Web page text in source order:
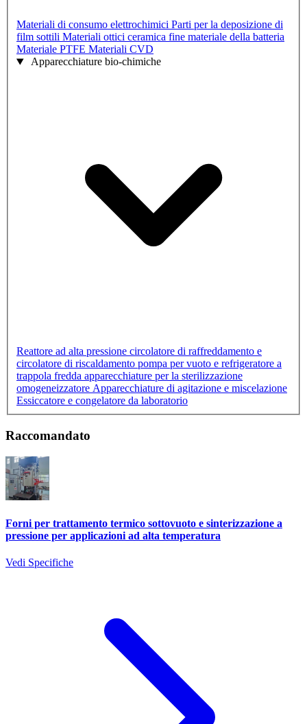
Materiali di consumo elettrochimici Parti per la deposizione di
film sottili Materiali ottici ceramica fine materiale della batteria
Materiale PTFE Materiali CVD
Apparecchiature bio-chimiche
Reattore ad alta pressione circolatore di raffreddamento e
circolatore di riscaldamento pompa per vuoto e refrigeratore a
trappola fredda apparecchiature per la sterilizzazione
omogeneizzatore Apparecchiature di agitazione e miscelazione
Essiccatore e congelatore da laboratorio
Raccomandato
Forni per trattamento termico sottovuoto e sinterizzazione a
pressione per applicazioni ad alta temperatura
Vedi Specifiche